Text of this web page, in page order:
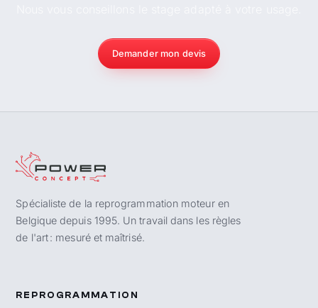
Demander mon devis
Spécialiste de la reprogrammation moteur en
Belgique depuis 1995. Un travail dans les règles
de l'art : mesuré et maîtrisé.
REPROGRAMMATION